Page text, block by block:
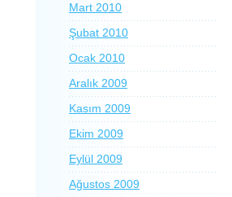
Mart 2010
Şubat 2010
Ocak 2010
Aralık 2009
Kasım 2009
Ekim 2009
Eylül 2009
Ağustos 2009